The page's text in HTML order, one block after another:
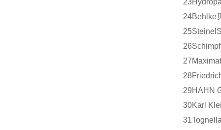
23
24Behlke
25Steinel
26Schimpf
27
28
29HAHN
30Karl
31